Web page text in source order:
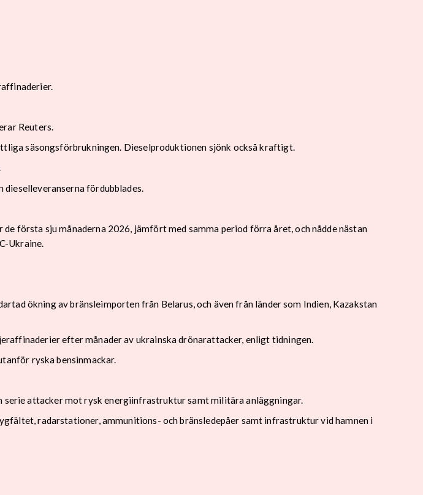
Reuters.
säsongsförbrukningen. Dieselproduktionen sjönk också kraftigt.
fördubblades.
första sju månaderna 2026, jämfört med samma period förra året, och nådde nästan
Ukraine.
ökning av bränsleimporten från Belarus, och även från länder som Indien, Kazakstan
efter månader av ukrainska drönarattacker, enligt tidningen.
ryska bensinmackar.
serie attacker mot rysk energiinfrastruktur samt militära anläggningar.
radarstationer, ammunitions- och bränsledepåer samt infrastruktur vid hamnen i